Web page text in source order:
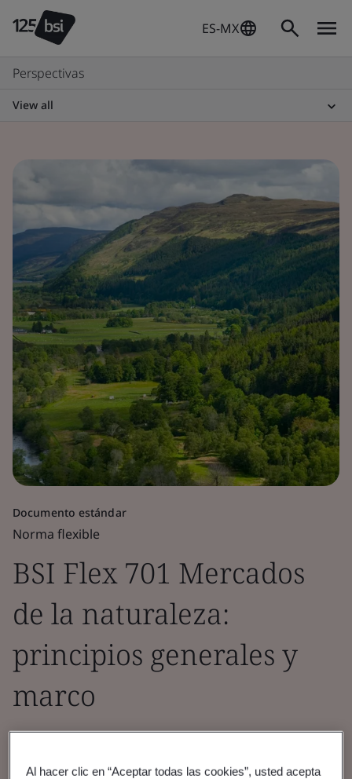
ES-MX
Perspectivas
View all
Documento estándar
Norma flexible
BSI Flex 701 Mercados
de la naturaleza:
principios generales y
marco
high-integrity UK nature markets, has been
Al hacer clic en “Aceptar todas las cookies”, usted acepta